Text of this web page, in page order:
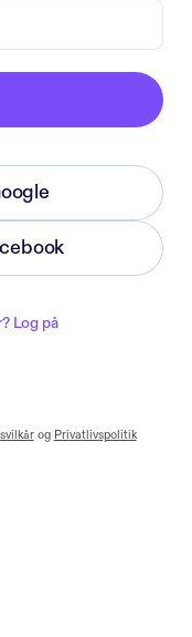
Log på
og Privatlivspolitik